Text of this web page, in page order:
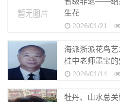
生花
2026/01/21
海派浙派花鸟
桂中老师墨宝的
2026/01/14
牡丹、山水总